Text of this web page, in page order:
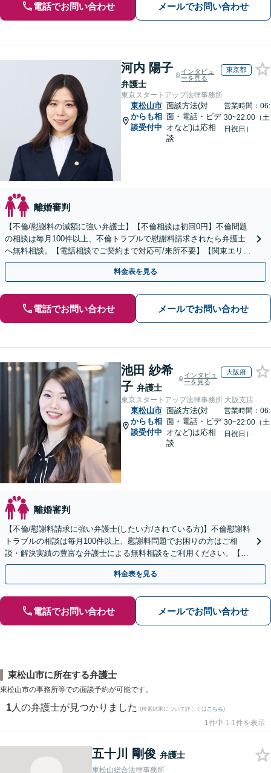
電話でお問い合わせ メールでお問い合わせ
河内 陽子
弁護士
インタビュ
ーを見る
東京都
東京スタートアップ法律事務所
東松山市
からも相
談受付中
面談方法(対
面・電話・ビデ
オなど)は応相
談
営業時間：06:
30~22:00（土
日祝日）
離婚審判
【不倫/慰謝料の減額に強い弁護士】【不倫相談は初回0円】不倫問題
の相談は毎月100件以上、不倫トラブルで慰謝料請求されたら弁護士
へ無料相談。【電話相談でご契約まで対応可/来所不要】【関東エリア
対応】
料金表を見る
電話でお問い合わせ メールでお問い合わせ
池田 紗希
子 弁護士
インタビュ
ーを見る
大阪府
東京スタートアップ法律事務所 大阪支店
東松山市
からも相
談受付中
面談方法(対
面・電話・ビデ
オなど)は応相
談
営業時間：06:
30~22:00（土
日祝日）
離婚審判
【不倫/慰謝料請求に強い弁護士(したい方/されている方)】不倫慰謝料
トラブルの相談は毎月100件以上、慰謝料問題でお困りの方はご相
談・解決実績の豊富な弁護士による無料相談をご利用ください。【不
倫相談は初回0円】【全国対応】
料金表を見る
電話でお問い合わせ メールでお問い合わせ
東松山市に所在する弁護士
東松山市の事務所等での面談予約が可能です。
1 人の弁護士が見つかりました (検索結果について詳しくは こちら)
1件中 1-1件を表示
五十川 剛俊 弁護士
東松山総合法律事務所